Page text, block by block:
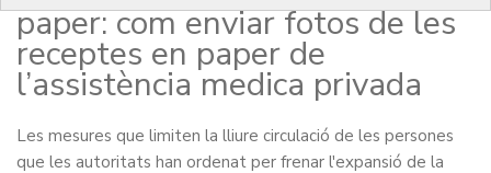
paper: com enviar fotos de les
receptes en paper de
l’assistència medica privada
Les mesures que limiten la lliure circulació de les persones
que les autoritats han ordenat per frenar l'expansió de la